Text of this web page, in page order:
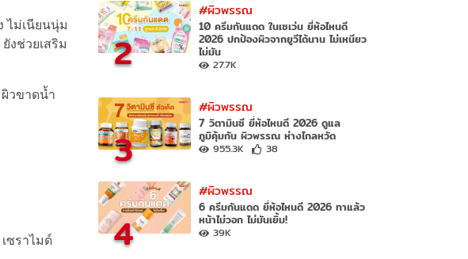
ไม่เนียนนุ่ม
งช่วยเสริม
วขาดน้ำ
ซราไมด์
2
#ผิวพรรณ
10 ครีมกันแดด ในเซเว่น ยี่ห้อไหนดี
2026 ปกป้องผิวจากยูวีได้นาน ไม่เหนียว
ไม่มัน
27.7K
3
#ผิวพรรณ
7 วิตามินซี ยี่ห้อไหนดี 2026 ดูแล
ภูมิคุ้มกัน ผิวพรรณ ห่างไกลหวัด
955.3K 38
4
#ผิวพรรณ
6 ครีมกันแดด ยี่ห้อไหนดี 2026 ทาแล้ว
หน้าไม่วอก ไม่มันเยิ้ม!
39K